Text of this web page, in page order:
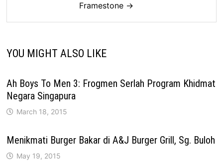
Framestone →
YOU MIGHT ALSO LIKE
Ah Boys To Men 3: Frogmen Serlah Program Khidmat
Negara Singapura
March 18, 2015
Menikmati Burger Bakar di A&J Burger Grill, Sg. Buloh
May 19, 2015